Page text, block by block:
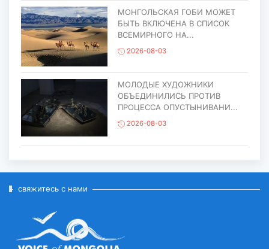
МОНГОЛЬСКАЯ ГОБИ МОЖЕТ
БЫТЬ ВКЛЮЧЕНА В СПИСОК
ВСЕМИРНОГО НА...
2026-08-03
МОЛОДЫЕ ХУДОЖНИКИ
ОБЪЕДИНИЛИСЬ ПРОТИВ
ПРОЦЕССА ОПУСТЫНИВАНИ...
2026-08-03
ГОРОД ЭРДЭНЭТ ПО СЛУЧАЮ
свяжитесь с нами